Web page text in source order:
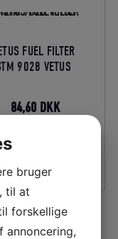
FUEL FILTER
9028 VETUS
Den
pris
var:
94,00 DKK.
84,60 DKKDen
bruger
til at
forskellige
annoncering,